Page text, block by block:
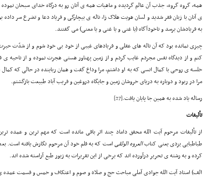
همه، گروه گروه، جذب آن عالم گردیده و ماهیات همه ی آنان رو به درگاه خدای سبحان
ی آنان با زبان فقر شدید و لسان هویت هلاک زا، ناله ی بیچارگی و فریاد دعا و تضرع سر داده
به فریادشان برسد و ناخودآگاه (یا غنی و یا غنی و یا مغنی) می گفتند.
چیزی نمانده بود که آن ناله های عقلی و فریادهای غیبی از خود بی خود شوم و از شدّت
کنم و از دیدگاه نفس مجردم غایب گردم و از زمین پهناور هستی هجرت نموده و از ناحیه ی
خلسه ی روحی با کمال انسی که به او داشتم، مرا وداع گفت و همان رباینده در حالی که کمال
مرا در ربود و دوباره به دریای خروشان زمین و جایگاه دروغین و فریب آباد طبیعت بازگشتم.
رساله یاد شده به همین جا پایان یافت.[27]
تألیفات
از تألیفات مرحوم آیت الله محقق داماد چند اثر باقی مانده است که مهم ترین و عمده
طباطبایی یزدی یعنی کتابالعروه الوثقی است که به قلم خود آن مرحوم نگارش یافته است.
کرده و به رشته ی تحریر درآورده اند که برخی از این تقریرات به زیور طبع آراسته شده اند.
الف) استاد آیت الله جوادی آملی مباحث حج و صلاة و صوم و اعتکاف و خمس و قسمت عمده ی